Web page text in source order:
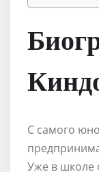
С самого
Уже в школе